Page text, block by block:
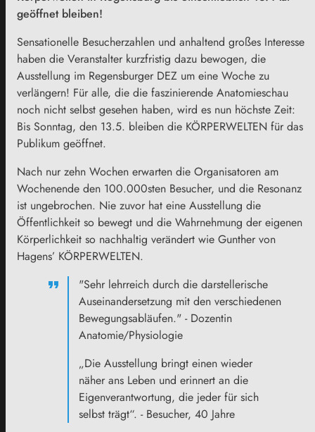
geöffnet bleiben!
Sensationelle Besucherzahlen und anhaltend großes Interesse
haben die Veranstalter kurzfristig dazu bewogen, die
Ausstellung im Regensburger DEZ um eine Woche zu
verlängern! Für alle, die die faszinierende Anatomieschau
noch nicht selbst gesehen haben, wird es nun höchste Zeit:
Bis Sonntag, den 13.5. bleiben die KÖRPERWELTEN für das
Publikum geöffnet.
Nach nur zehn Wochen erwarten die Organisatoren am
Wochenende den 100.000sten Besucher, und die Resonanz
ist ungebrochen. Nie zuvor hat eine Ausstellung die
Öffentlichkeit so bewegt und die Wahrnehmung der eigenen
Körperlichkeit so nachhaltig verändert wie Gunther von
Hagens’ KÖRPERWELTEN.
"Sehr lehrreich durch die darstellerische
Auseinandersetzung mit den verschiedenen
Bewegungsabläufen." - Dozentin
Anatomie/Physiologie
„Die Ausstellung bringt einen wieder
näher ans Leben und erinnert an die
Eigenverantwortung, die jeder für sich
selbst trägt“. - Besucher, 40 Jahre